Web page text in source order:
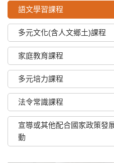
語文學習課程
多元文化(含人文鄉土)課程
家庭教育課程
多元培力課程
法令常識課程
宣導或其他配合國家政策發
動